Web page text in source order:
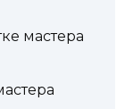
мастера